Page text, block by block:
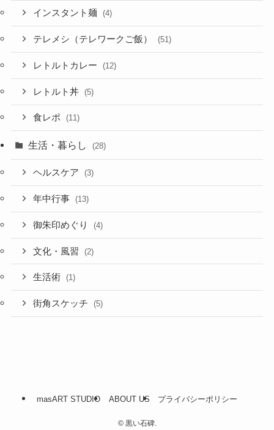
インスタント麺 (4)
テレメシ（テレワークご飯） (51)
レトルトカレー (12)
レトルト丼 (5)
食レポ (11)
生活・暮らし (28)
ヘルスケア (3)
年中行事 (13)
御朱印めぐり (4)
文化・風習 (2)
生活術 (1)
街角スケッチ (5)
masART STUDIO ABOUT US プライバシーポリシー
©黒い石碑.